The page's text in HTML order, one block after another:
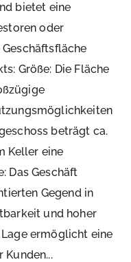
bietet eine
oder
Größe: Die Fläche
beträgt ca.
Keller eine
Das Geschäft
Gegend in
und hoher
ermöglicht eine